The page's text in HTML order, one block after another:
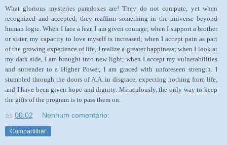
What glorious mysteries paradoxes are! They do not compute, yet when
recognized and accepted, they reaffirm something in the universe beyond
human logic. When I face a fear, I am given courage; when I support a brother
or sister, my capacity to love myself is increased; when I accept pain as part
of the growing experience of life, I realize a greater happiness; when I look at
my dark side, I am brought into new light; when I accept my vulnerabilities
and surrender to a Higher Power, I am graced with unforeseen strength. I
stumbled through the doors of A.A. in disgrace, expecting nothing from life,
and I have been given hope and dignity. Miraculously, the only way to keep
the gifts of the program is to pass them on.
às 00:02 Nenhum comentário:
Compartilhar